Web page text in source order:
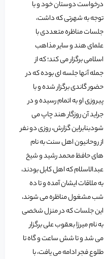
درخواست دوستان خود و با
توجه به شهرتی که داشت،
جلسات مناظره متعددی با
علمای هند و سایر مذاهب
اسلامی برگزار می کند؛ که از
جمله آنها جلسه ای بوده که در
حضور گاندی برگزار شده و با
پیروزی او به اتمام رسیده و در
جراید آن روزگار هند چاپ می
شودبنابراین گزارش، روزی دو نفر
از روحانیون اهل سنت به نام
های حافظ محمد رشید و شیخ
عبدالاسلام که اهل کابل بودند،
به ملاقات ایشان آمده و تا ده
شب مشغول مناظره می شوند،
این جلسات که در منزل شخصی
به نام میرزا بعقوب علی برگزار
می شد و تا شش ساعت و گاه تا
طلوع فجر ادامه می یافت، با